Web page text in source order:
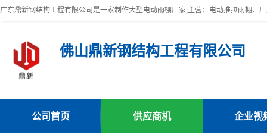
佛山鼎新钢结构工程有限公司
公司首页 供应商机 企业视